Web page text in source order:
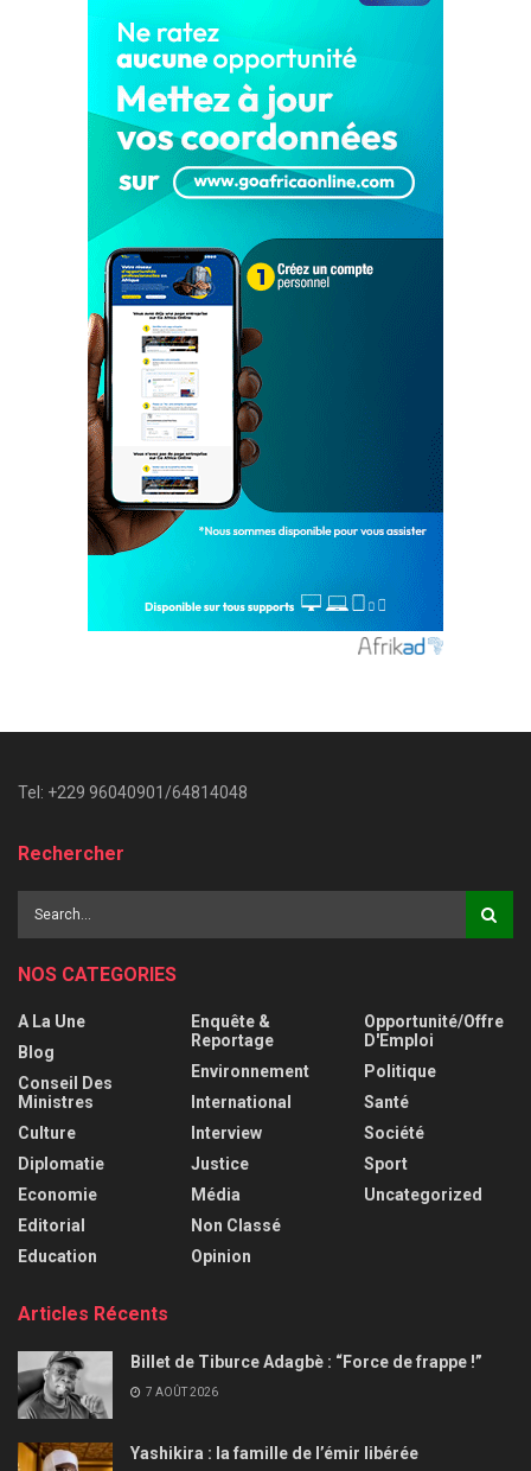
Tel: +229 96040901/64814048
Rechercher
NOS CATEGORIES
A La Une
Blog
Conseil Des
Ministres
Culture
Diplomatie
Economie
Editorial
Education
Enquête &
Reportage
Environnement
International
Interview
Justice
Média
Non Classé
Opinion
Opportunité/Offre
D'Emploi
Politique
Santé
Société
Sport
Uncategorized
Articles Récents
Billet de Tiburce Adagbè : “Force de frappe !”
7 AOÛT 2026
Yashikira : la famille de l’émir libérée